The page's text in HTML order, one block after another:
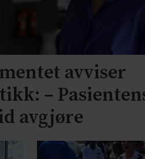
avviser
–
avgjøre